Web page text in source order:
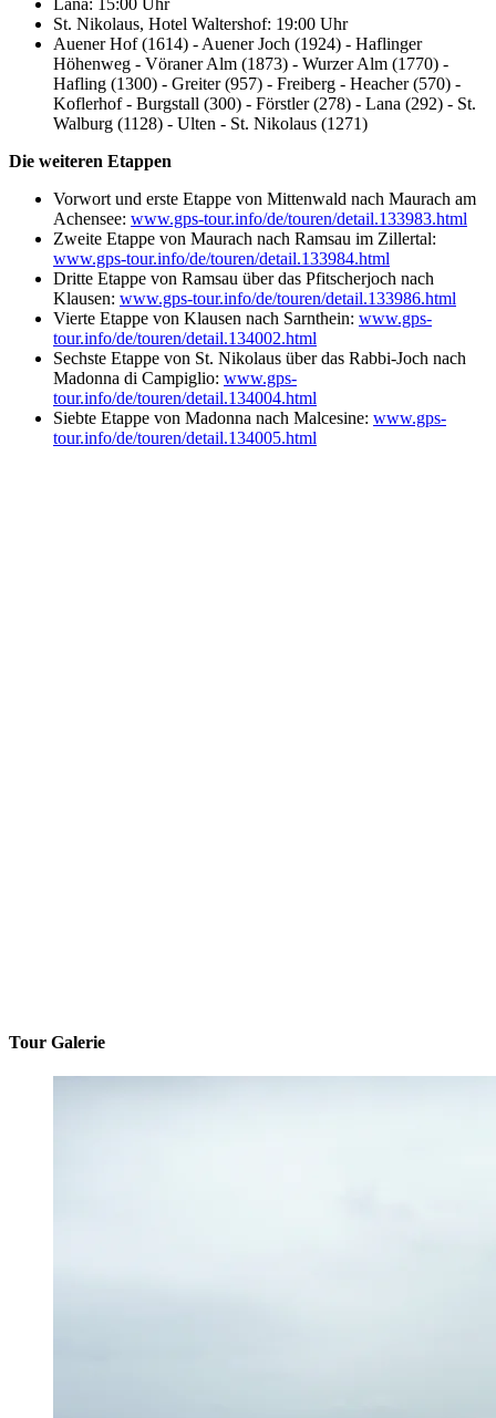
Lana: 15:00 Uhr
St. Nikolaus, Hotel Waltershof: 19:00 Uhr
Auener Hof (1614) - Auener Joch (1924) - Haflinger
Höhenweg - Vöraner Alm (1873) - Wurzer Alm (1770) -
Hafling (1300) - Greiter (957) - Freiberg - Heacher (570) -
Koflerhof - Burgstall (300) - Förstler (278) - Lana (292) - St.
Walburg (1128) - Ulten - St. Nikolaus (1271)
Die weiteren Etappen
Vorwort und erste Etappe von Mittenwald nach Maurach am
Achensee: www.gps-tour.info/de/touren/detail.133983.html
Zweite Etappe von Maurach nach Ramsau im Zillertal:
www.gps-tour.info/de/touren/detail.133984.html
Dritte Etappe von Ramsau über das Pfitscherjoch nach
Klausen: www.gps-tour.info/de/touren/detail.133986.html
Vierte Etappe von Klausen nach Sarnthein: www.gps-
tour.info/de/touren/detail.134002.html
Sechste Etappe von St. Nikolaus über das Rabbi-Joch nach
Madonna di Campiglio: www.gps-
tour.info/de/touren/detail.134004.html
Siebte Etappe von Madonna nach Malcesine: www.gps-
tour.info/de/touren/detail.134005.html
Tour Galerie